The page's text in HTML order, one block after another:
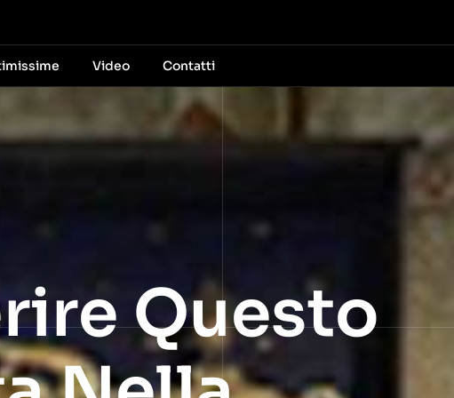
Video Contatti
Questo